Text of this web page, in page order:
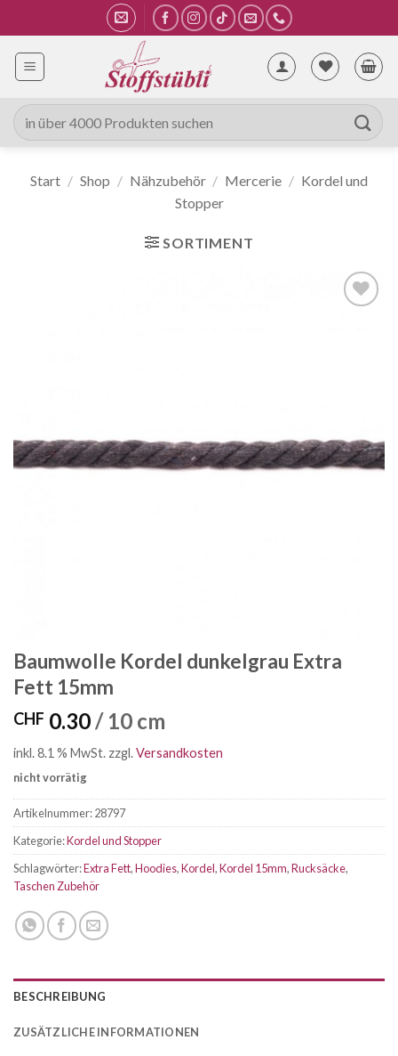
Inhalt
springen
Suche
nach:
Start / Shop / Nähzubehör / Mercerie / Kordel und
Stopper
SORTIMENT
Baumwolle Kordel dunkelgrau Extra
Fett 15mm
CHF 0.30/ 10 cm
inkl. 8.1 % MwSt. zzgl.Versandkosten
nicht vorrätig
Artikelnummer:28797
Kategorie:Kordel und Stopper
Schlagwörter:Extra Fett,Hoodies,Kordel,Kordel 15mm,Rucksäcke,
Taschen Zubehör
BESCHREIBUNG
ZUSÄTZLICHE INFORMATIONEN